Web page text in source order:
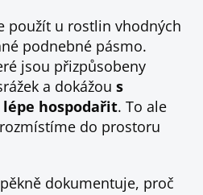
použít u rostlin vhodných
podnebné pásmo.
jsou přizpůsobeny
a dokážou s
hospodařit. To ale
do prostoru
dokumentuje, proč